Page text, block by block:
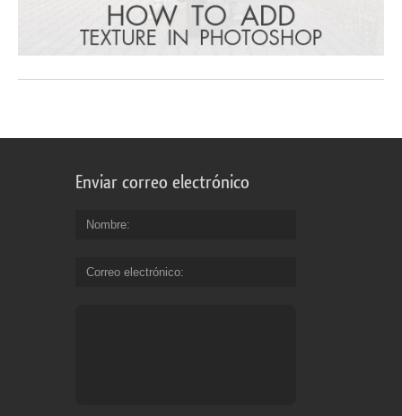
Enviar correo electrónico
Nombre
Correo electrónico